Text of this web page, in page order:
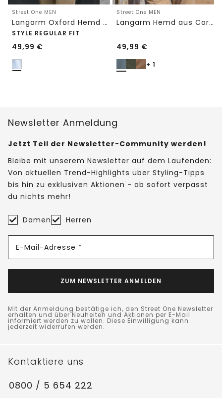
Street One MEN
Langarm Oxford Hemd mit Streifenmuster
STYLE REGULAR FIT
49,99 €
Street One MEN
Langarm Hemd aus Cord in Unifarbe
49,99 €
+ 1
Newsletter Anmeldung
Jetzt Teil der Newsletter-Community werden!
Bleibe mit unserem Newsletter auf dem Laufenden:
Von aktuellen Trend-Highlights über Styling-Tipps
bis hin zu exklusiven Aktionen - ab sofort verpasst
du nichts mehr!
Damen Herren
E-Mail-Adresse *
ZUM NEWSLETTER ANMELDEN
Mit der Anmeldung bestätige ich, den Street One Newsletter
erhalten und über Neuheiten und Aktionen per E-Mail
informiert werden zu wollen. Diese Einwilligung kann
jederzeit widerrufen werden.
Kontaktiere uns
0800 / 5 654 222